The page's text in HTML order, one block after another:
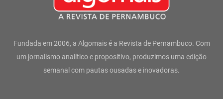
Fundada em 2006, a Algomais é a Revista de Pernambuco. Com
um jornalismo analítico e propositivo, produzimos uma edição
semanal com pautas ousadas e inovadoras.